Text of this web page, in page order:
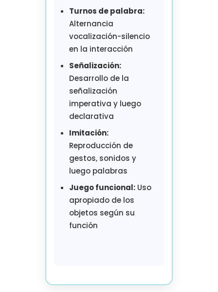
Turnos de palabra:
Alternancia
vocalización-silencio
en la interacción
Señalización:
Desarrollo de la
señalización
imperativa y luego
declarativa
Imitación:
Reproducción de
gestos, sonidos y
luego palabras
Juego funcional:Uso
apropiado de los
objetos según su
función